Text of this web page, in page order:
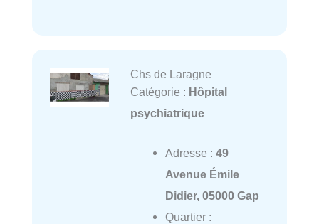
Chs de Laragne
Catégorie : Hôpital
psychiatrique
Adresse : 49
Avenue Émile
Didier, 05000 Gap
Quartier :